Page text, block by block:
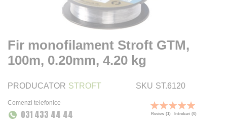
Fir monofilament Stroft GTM,
100m, 0.20mm, 4.20 kg
PRODUCATOR STROFT SKU ST.6120
Comenzi telefonice
031 433 44 44
Rating:
100
% of100
Review (1) Intrebari (0)